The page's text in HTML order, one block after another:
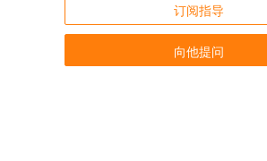
订阅指导
向他提问